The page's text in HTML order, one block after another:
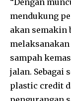
mendukung
akan semakin
sampah
jalan. Sebagai
plastic credit